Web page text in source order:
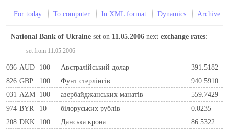
For today To computer In XML format Dynamics Archive
National Bank of Ukraine set on 11.05.2006 nextexchange rates:
set from 11.05.2006
036 AUD 100 Австралійський долар
391.5182
826 GBP 100 Фунт стерлінгів
940.5910
031 AZM 100 азербайджанських манатів
559.7429
974 BYR 10 білоруських рублів
0.0235
208 DKK 100 Данська крона
86.5322